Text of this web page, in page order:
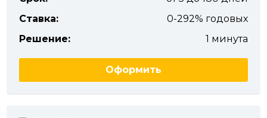
Ставка:
0-292% годовых
Решение:
1 минута
Оформить